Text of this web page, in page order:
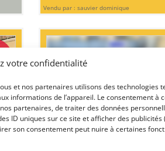
votre confidentialité
et nos partenaires utilisons des technologies
informations de l’appareil. Le consentement à
partenaires, de traiter des données
ID uniques sur ce site et afficher des publicités
son consentement peut nuire à certaines
Vendu par : sauvier dominique
20